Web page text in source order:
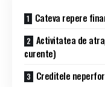
Cateva repere
Activitatea de
curente)
Creditele